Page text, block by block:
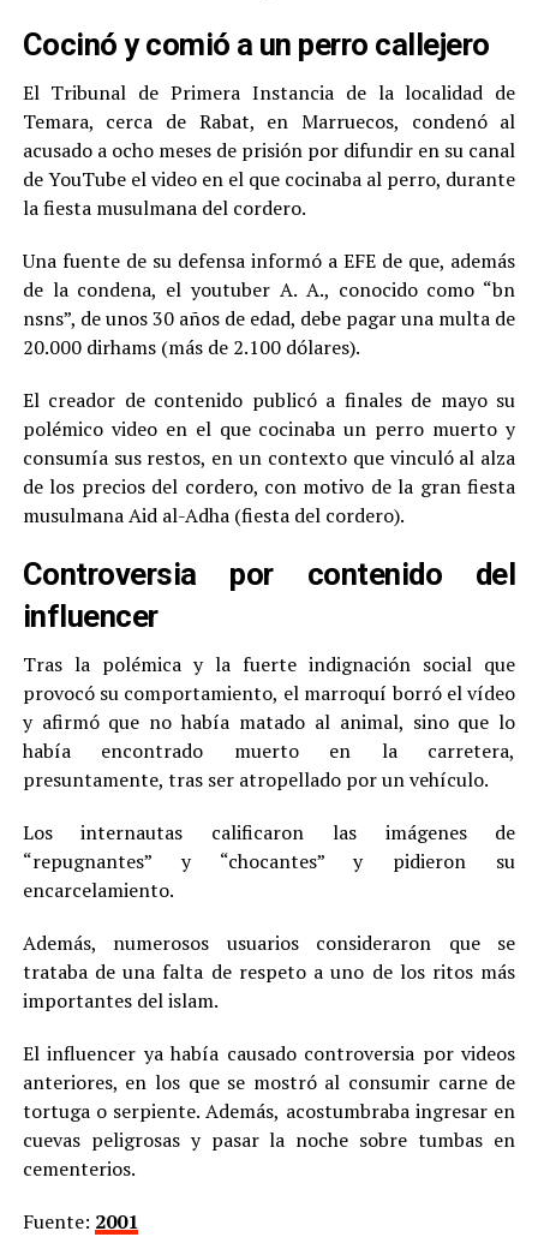
Cocinó y comió a un perro callejero
El Tribunal de Primera Instancia de la localidad de
Temara, cerca de Rabat, en Marruecos, condenó al
acusado a ocho meses de prisión por difundir en su canal
de YouTube el video en el que cocinaba al perro, durante
la fiesta musulmana del cordero.
Una fuente de su defensa informó a EFE de que, además
de la condena, el youtuber A. A., conocido como “bn
nsns”, de unos 30 años de edad, debe pagar una multa de
20.000 dirhams (más de 2.100 dólares).
El creador de contenido publicó a finales de mayo su
polémico video en el que cocinaba un perro muerto y
consumía sus restos, en un contexto que vinculó al alza
de los precios del cordero, con motivo de la gran fiesta
musulmana Aid al-Adha (fiesta del cordero).
Controversia por contenido del
influencer
Tras la polémica y la fuerte indignación social que
provocó su comportamiento, el marroquí borró el vídeo
y afirmó que no había matado al animal, sino que lo
había encontrado muerto en la carretera,
presuntamente, tras ser atropellado por un vehículo.
Los internautas calificaron las imágenes de
“repugnantes” y “chocantes” y pidieron su
encarcelamiento.
Además, numerosos usuarios consideraron que se
trataba de una falta de respeto a uno de los ritos más
importantes del islam.
El influencer ya había causado controversia por videos
anteriores, en los que se mostró al consumir carne de
tortuga o serpiente. Además, acostumbraba ingresar en
cuevas peligrosas y pasar la noche sobre tumbas en
cementerios.
Fuente: 2001